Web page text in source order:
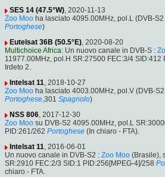
SES 14 (47.5°W), 2020-11-13
Zoo Moo ha lasciato 4095.00MHz, pol.L (DVB-
Portoghese)
Eutelsat 36B (50.5°E), 2020-08-20
Multichoice Africa: Un nuovo canale in DVB-S :
11977.00MHz, pol.H SR:27500 FEC:3/4 SID:412
Irdeto 2.
Intelsat 11, 2018-10-27
Zoo Moo ha lasciato 4003.00MHz, pol.V (DVB-
Portoghese,301 Spagnolo)
NSS 806, 2017-12-30
Zoo Moo su DVB-S2 4095.00MHz, pol.L
PID:261/262 Portoghese (In chiaro - FTA).
Intelsat 11, 2016-06-01
Un nuovo canale in DVB-S2 : Zoo Moo (Brasile),
SR:2910 FEC:2/3 SID:1 PID:256[MPEG-4]/258
chiaro - FTA.